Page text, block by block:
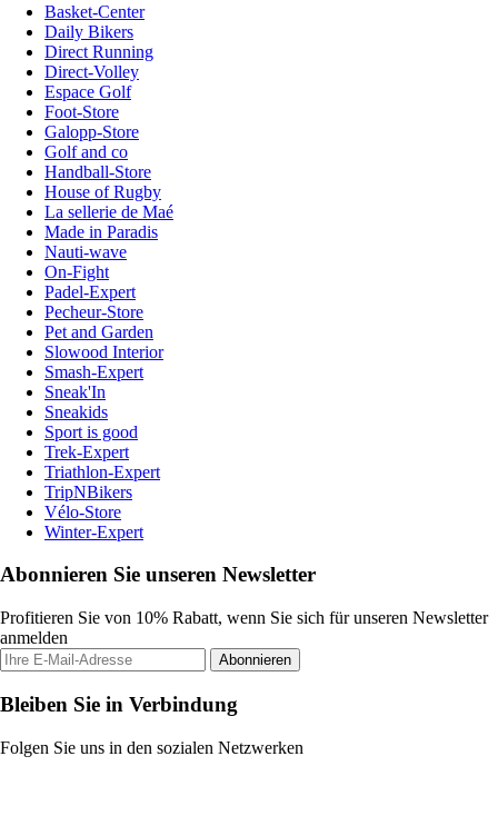
Basket-Center
Daily Bikers
Direct Running
Direct-Volley
Espace Golf
Foot-Store
Galopp-Store
Golf and co
Handball-Store
House of Rugby
La sellerie de Maé
Made in Paradis
Nauti-wave
On-Fight
Padel-Expert
Pecheur-Store
Pet and Garden
Slowood Interior
Smash-Expert
Sneak'In
Sneakids
Sport is good
Trek-Expert
Triathlon-Expert
TripNBikers
Vélo-Store
Winter-Expert
Abonnieren Sie unseren Newsletter
Profitieren Sie von 10% Rabatt, wenn Sie sich für unseren Newsletter
anmelden
Abonnieren
Bleiben Sie in Verbindung
Folgen Sie uns in den sozialen Netzwerken